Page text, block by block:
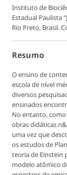
Instituto de
Estadual Paulista
Rio Preto, Brasil.
Resumo
O ensino de
escola de nível
diversos
ensinados
No entanto,
obras didáticas
uma vez que
os estudos de
teoria de Einstein
modelo atômico